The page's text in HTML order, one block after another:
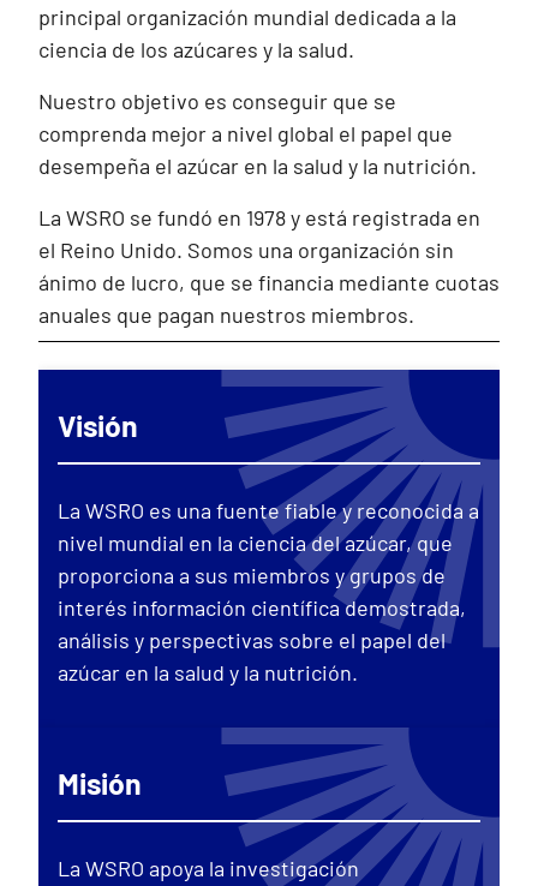
principal organización mundial dedicada a la
ciencia de los azúcares y la salud.
Nuestro objetivo es conseguir que se
comprenda mejor a nivel global el papel que
desempeña el azúcar en la salud y la nutrición.
La WSRO se fundó en 1978 y está registrada en
el Reino Unido. Somos una organización sin
ánimo de lucro, que se financia mediante cuotas
anuales que pagan nuestros miembros.
Visión
La WSRO es una fuente fiable y reconocida a
nivel mundial en la ciencia del azúcar, que
proporciona a sus miembros y grupos de
interés información científica demostrada,
análisis y perspectivas sobre el papel del
azúcar en la salud y la nutrición.
Misión
La WSRO apoya la investigación